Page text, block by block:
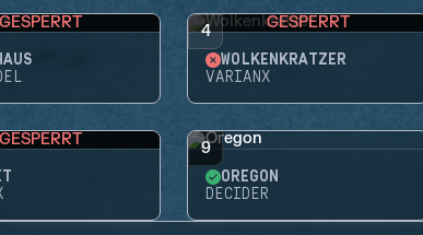
4 GESPERRT
WOLKENKRATZER
VARIANX
GESPERRT 9
OREGON
DECIDER